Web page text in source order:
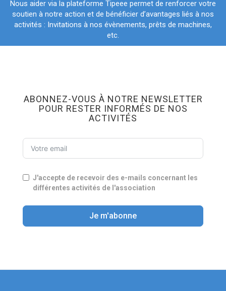
Nous aider via la plateforme Tipeee permet de renforcer votre
soutien à notre action et de bénéficier d’avantages liés à nos
activités : Invitations à nos évènements, prêts de machines,
etc.
ABONNEZ-VOUS À NOTRE NEWSLETTER
POUR RESTER INFORMÉS DE NOS
ACTIVITÉS
J'accepte de recevoir des e-mails concernant les
différentes activités de l'association
Je m'abonne